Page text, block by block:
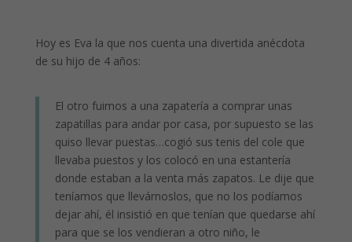
Hoy es Eva la que nos cuenta una divertida anécdota
de su hijo de 4 años:
El otro fuimos a una zapatería a comprar unas
zapatillas para andar por casa, por supuesto se las
quiso llevar puestas…cogió sus tenis del cole que
llevaba puestos y los colocó en una estantería
donde estaban a la venta más zapatos. Le dije que
teníamos que llevárnoslos, que no los podíamos
dejar ahí, él insistió en que tenían que quedarse ahí
para que se los vendieran a otro niño, le